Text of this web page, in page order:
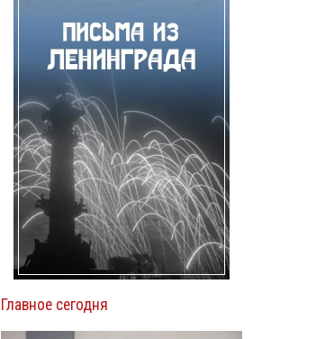
Главное сегодня